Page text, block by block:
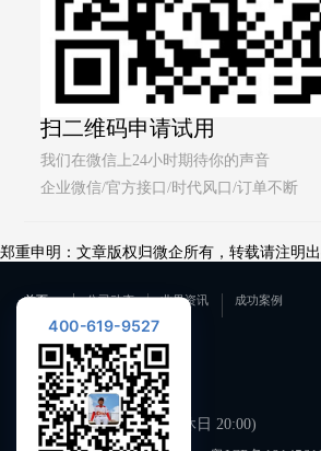
扫二维码申请试用
我们在微信上24小时期待你的声音
企业微信/官方接口/时代风口/订单不断
郑重申明：文章版权归微企所有，转载请注明出
首页 公司动态 业界资讯 成功案例
联系我们
400-619-9527
工作日 09:00-21:00 (双休日 20:00)
400-619-9527